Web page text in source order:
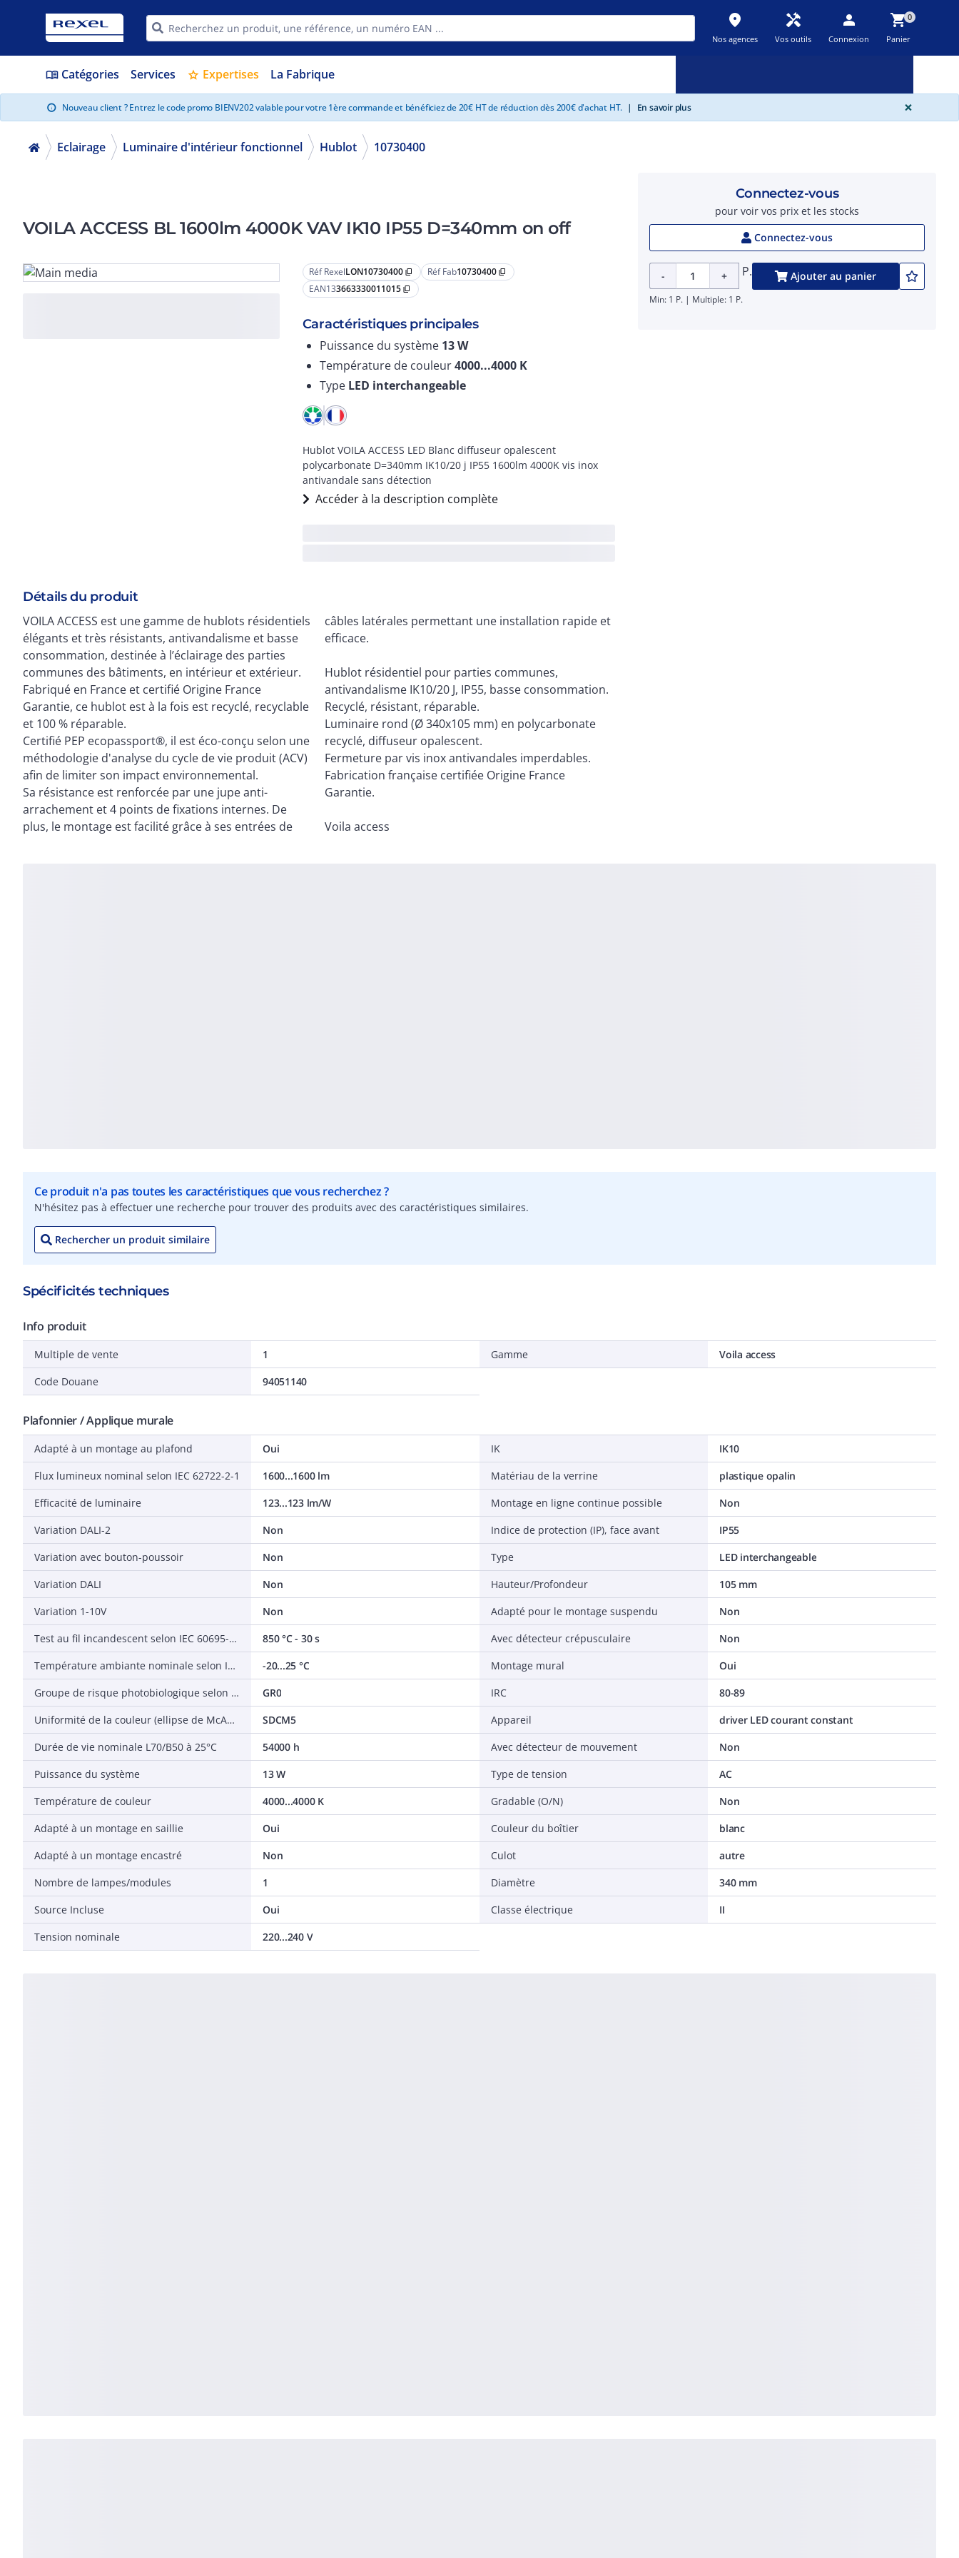
place
Nos agences
handyman
Vos outils
person
Connexion
shopping_cart0
Panier
menu_book Catégories Services star Expertises La Fabrique
info Nouveau client ? Entrez le code promo BIENV202 valable pour votre 1ère commande et bénéficiez de 20€ HT de réduction dès 200€ d'achat HT. | En savoir plus ×
Eclairage Luminaire d'intérieur fonctionnel Hublot 10730400
VOILA ACCESS BL 1600lm 4000K VAV IK10 IP55 D=340mm on off
Réf RexelLON10730400 content_copy Réf Fab10730400 content_copy
EAN133663330011015 content_copy
Caractéristiques principales
Puissance du système 13W
Température de couleur4000...4000 K
Type LED interchangeable
Hublot VOILA ACCESS LED Blanc diffuseur opalescent
polycarbonate D=340mm IK10/20 j IP55 1600lm 4000K vis inox
antivandale sans détection
Accéder à la description complète
Détails du produit
VOILA ACCESS est une gamme de hublots résidentiels
élégants et très résistants, antivandalisme et basse
consommation, destinée à l’éclairage des parties
communes des bâtiments, en intérieur et extérieur.
Fabriqué en France et certifié Origine France
Garantie, ce hublot est à la fois est recyclé, recyclable
et 100 % réparable.
Certifié PEP ecopassport®, il est éco-conçu selon une
méthodologie d'analyse du cycle de vie produit (ACV)
afin de limiter son impact environnemental.
Sa résistance est renforcée par une jupe anti-
arrachement et 4 points de fixations internes. De
plus, le montage est facilité grâce à ses entrées de
câbles latérales permettant une installation rapide et
efficace.
Hublot résidentiel pour parties communes,
antivandalisme IK10/20 J, IP55, basse consommation.
Recyclé, résistant, réparable.
Luminaire rond (Ø 340x105 mm) en polycarbonate
recyclé, diffuseur opalescent.
Fermeture par vis inox antivandales imperdables.
Fabrication française certifiée Origine France
Garantie.
Voila access
Connectez-vous
pour voir vos prix et les stocks
Connectez-vous
- + P. Ajouter au panier
Min: 1 P. | Multiple: 1 P.
Ce produit n'a pas toutes les caractéristiques que vous recherchez ?
N'hésitez pas à effectuer une recherche pour trouver des produits avec des caractéristiques similaires.
Rechercher un produit similaire
Spécificités techniques
Info produit
Multiple de vente
1
Code Douane
94051140
Gamme Voila access
Plafonnier / Applique murale
Adapté à un montage au plafond
Oui
Flux lumineux nominal selon IEC 62722-2-1
1600...1600 lm
Efficacité de luminaire
123...123 lm/W
Variation DALI-2
Non
Variation avec bouton-poussoir
Non
Variation DALI
Non
Variation 1-10V
Non
Test au fil incandescent selon IEC 60695-2-11
850 °C - 30 s
Température ambiante nominale selon IEC 62722-2-1
-20...25 °C
Groupe de risque photobiologique selon EN 62471
GR0
Uniformité de la couleur (ellipse de McAdam)
SDCM5
Durée de vie nominale L70/B50 à 25°C
54000 h
Puissance du système
13 W
Température de couleur
4000...4000 K
Adapté à un montage en saillie
Oui
Adapté à un montage encastré
Non
Nombre de lampes/modules
1
Source Incluse
Oui
Tension nominale
220...240 V
IK
IK10
Matériau de la verrine
plastique opalin
Montage en ligne continue possible
Non
Indice de protection (IP), face avant
IP55
Type
LED interchangeable
Hauteur/Profondeur
105 mm
Adapté pour le montage suspendu
Non
Avec détecteur crépusculaire
Non
Montage mural
Oui
IRC
80-89
Appareil
driver LED courant constant
Avec détecteur de mouvement
Non
Type de tension
AC
Gradable (O/N)
Non
Couleur du boîtier
blanc
Culot
autre
Diamètre
340 mm
Classe électrique
II